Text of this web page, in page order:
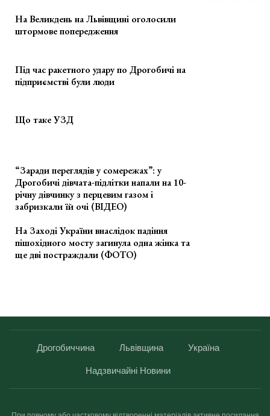
На Великдень на Львівщині оголосили
штормове попередження
Під час ракетного удару по Дрогобичі на
підприємстві були люди
Що таке УЗД
“Заради переглядів у сомережах”: у
Дрогобичі дівчата-підлітки напали на 10-
річну дівчинку з перцевим газом і
забризкали їй очі (ВІДЕО)
На Заході України внаслідок падіння
пішохідного мосту загинула одна жінка та
ще дві постраждали (ФОТО)
Дрогобиччина Львівщина Україна
Надзвичайні Новини